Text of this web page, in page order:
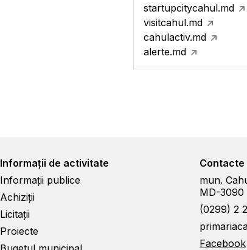
startupcitycahul.md
visitcahul.md
cahulactiv.md
alerte.md
Informații de activitate
Informații publice
Achiziții
Licitații
Proiecte
Contacte
mun.
MD-3090
(0299) 2
Facebook